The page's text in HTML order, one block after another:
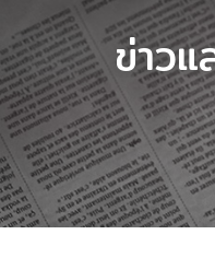
ข่าวแ